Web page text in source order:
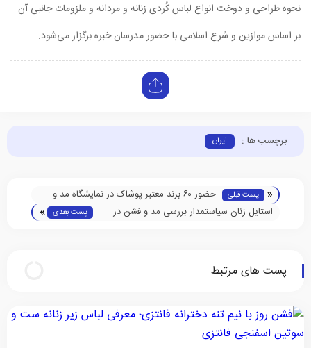
نحوه طراحی و دوخت انواع لباس کُردی زنانه و مردانه و ملزومات جانبی آن
بر اساس موازین و شرع اسلامی با حضور مدرسان خبره برگزار می‌شود.
برچسب ها : ایران
« پست قبلی
حضور ۶۰ برند معتبر پوشاک در نمایشگاه مد و
لباس قزوین
استایل زنان سیاستمدار بررسی مد و فشن در
پست بعدی »
پست های مرتبط